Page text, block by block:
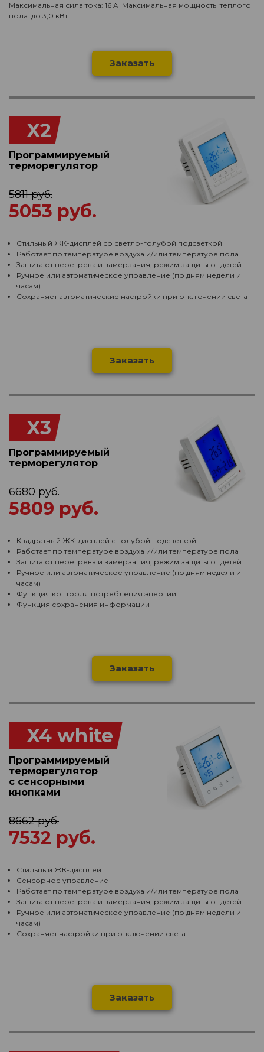
Максимальная сила тока: 16 A Максимальная мощность теплого
пола: до 3,0 кВт
Заказать
X2
Программируемый
терморегулятор
5811 руб.
5053 руб.
Стильный ЖК-дисплей со светло-голубой подсветкой
Работает по температуре воздуха и/или температуре пола
Защита от перегрева и замерзания, режим защиты от детей
Ручное или автоматическое управление (по дням недели и
часам)
Сохраняет автоматические настройки при отключении света
Заказать
X3
Программируемый
терморегулятор
6680 руб.
5809 руб.
Квадратный ЖК-дисплей с голубой подсветкой
Работает по температуре воздуха и/или температуре пола
Защита от перегрева и замерзания, режим защиты от детей
Ручное или автоматическое управление (по дням недели и
часам)
Функция контроля потребления энергии
Функция сохранения информации
Заказать
X4 white
Программируемый
терморегулятор
с сенсорными
кнопками
8662 руб.
7532 руб.
Стильный ЖК-дисплей
Сенсорное управление
Работает по температуре воздуха и/или температуре пола
Защита от перегрева и замерзания, режим защиты от детей
Ручное или автоматическое управление (по дням недели и
часам)
Сохраняет настройки при отключении света
Заказать